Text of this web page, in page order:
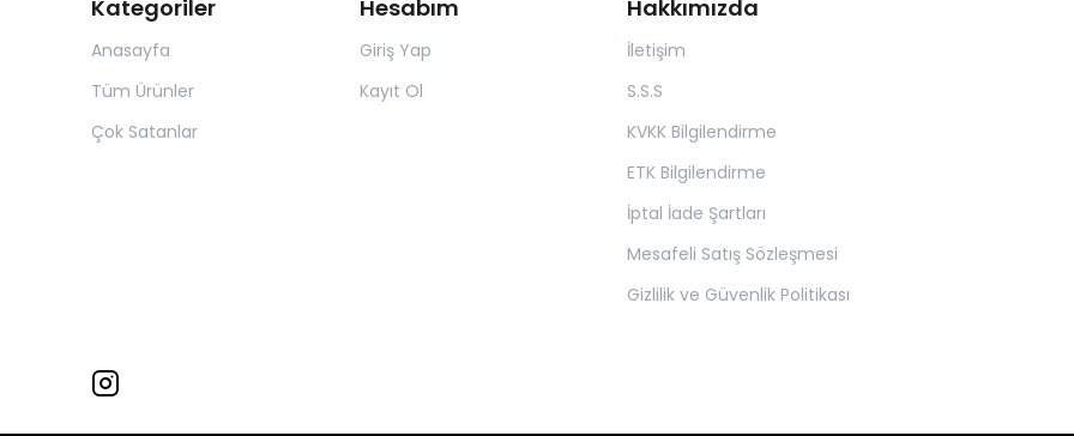
Kategoriler
Anasayfa
Tüm Ürünler
Çok Satanlar
Hesabım
Giriş Yap
Kayıt Ol
Hakkımızda
İletişim
S.S.S
KVKK Bilgilendirme
ETK Bilgilendirme
İptal İade Şartları
Mesafeli Satış Sözleşmesi
Gizlilik ve Güvenlik Politikası